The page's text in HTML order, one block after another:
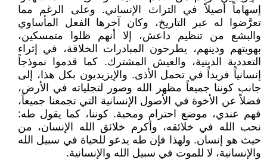
إسهاماً أصيلاً في التراث الإنساني. وعلى الرغم مما
تعرَّضوا له عبر التاريخ، وكان آخرها الفعل المأساوي
والبشع من تنظيم داعش، إلا أنهم ظلوا متمسكين،
بهويتهم ودينهم، يطرحون المبادرات الخلاقة، في إثراء
التعددية الدينية، والعيش المشترك. كما قدموا نموذجاً
إنسانياً فريداً في تحمل الأذى. والإيزيديون بكل هذا، إلى
جانب كوننا جميعاً مظهر الله وصور لتجلياته في الأرض،
فضلاً عن الأخوة في الأصول الإنسانية التي تجمعنا جميعاً،
فهم عندي، موضع احترام ومحبة. كوننا، كما يقول طه:
نحب الله في خلائقه، وأكرم خلائق الله الإنسان، من
حيث هو إنسان. ولهذا فإن طه يدعو للحياة في سبيل الله
والإنسانية، لا للموت في سبيل الله والإنسانية.